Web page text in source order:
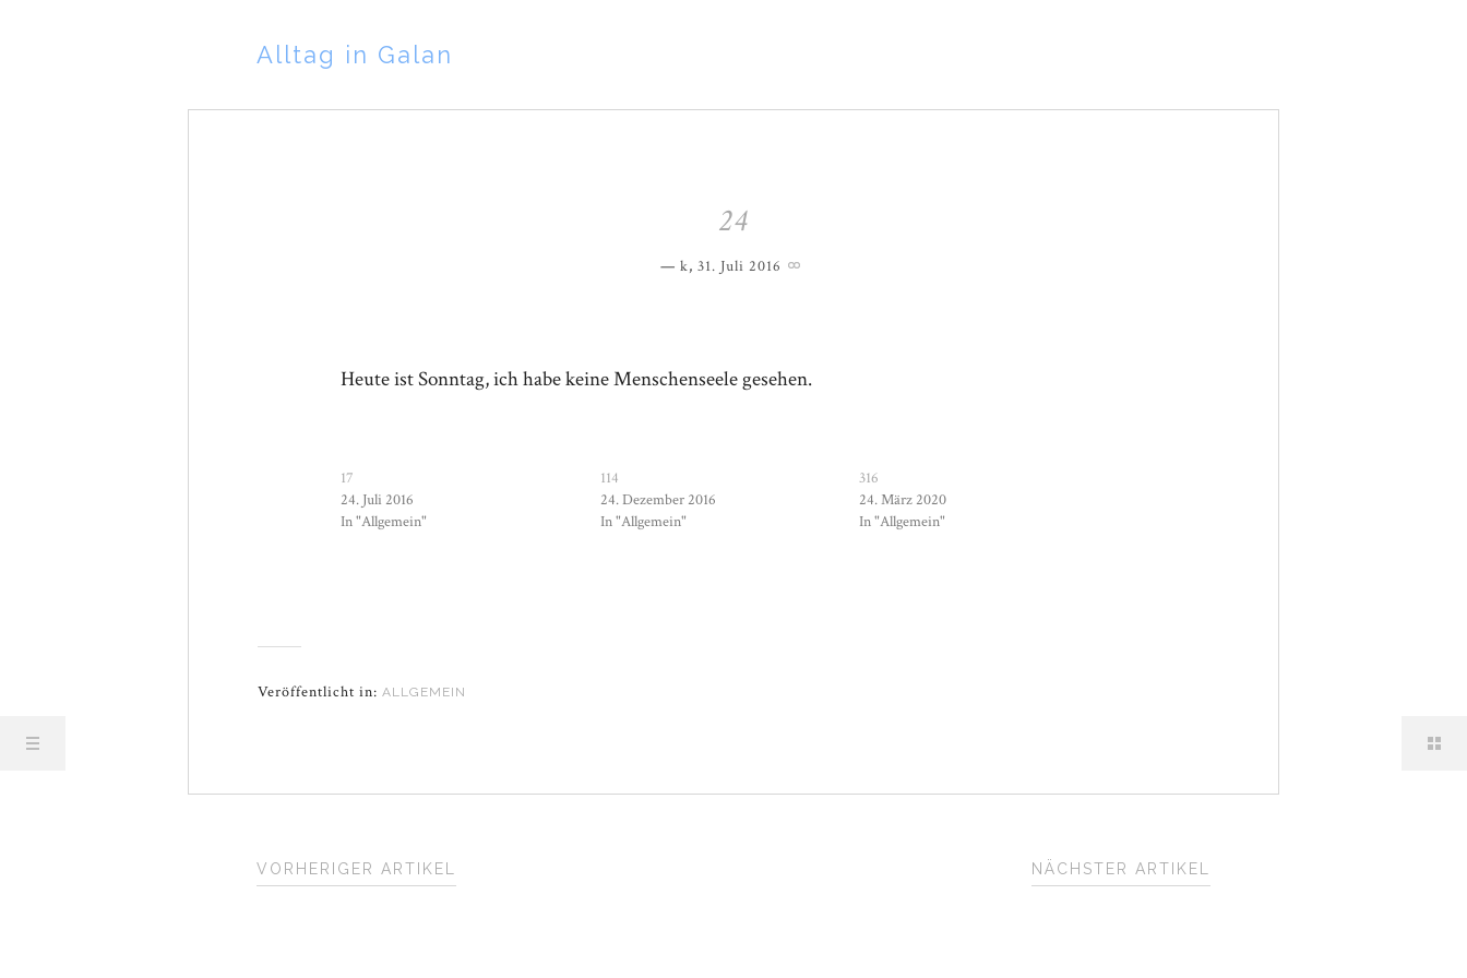
Alltag in Galan
24
k, 31. Juli 2016
Heute ist Sonntag, ich habe keine Menschenseele gesehen.
17
24. Juli 2016
In "Allgemein"
114
24. Dezember 2016
In "Allgemein"
316
24. März 2020
In "Allgemein"
Veröffentlicht in:ALLGEMEIN
NÄCHSTER ARTIKEL
VORHERIGER ARTIKEL